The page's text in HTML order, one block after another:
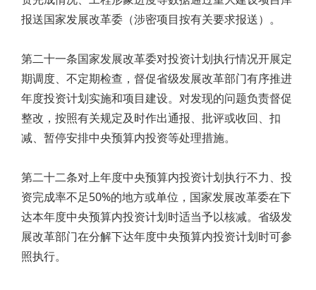
报送国家发展改革委（涉密项目按有关要求报送）。
第二十一条国家发展改革委对投资计划执行情况开展定
期调度、不定期检查，督促省级发展改革部门有序推进
年度投资计划实施和项目建设。对发现的问题负责督促
整改，按照有关规定及时作出通报、批评或收回、扣
减、暂停安排中央预算内投资等处理措施。
第二十二条对上年度中央预算内投资计划执行不力、投
资完成率不足50%的地方或单位，国家发展改革委在下
达本年度中央预算内投资计划时适当予以核减。省级发
展改革部门在分解下达年度中央预算内投资计划时可参
照执行。